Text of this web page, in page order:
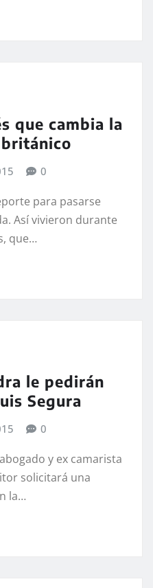
que cambia la
0
para pasarse
Así vivieron durante
que…
le pedirán
Segura
0
y ex camarista
solicitará una
la…